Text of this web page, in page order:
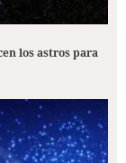
los astros para